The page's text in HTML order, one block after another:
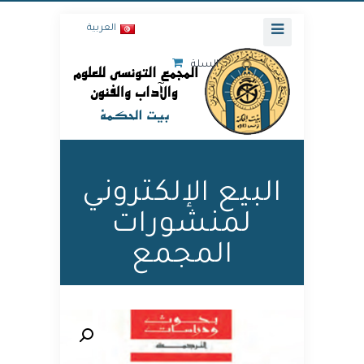
العربية
السلة
البيع الإلكتروني
لمنشورات
المجمع
🔍